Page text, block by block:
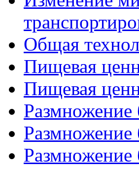
Общая
Пищевая
Пищевая
Размножение
Размножение
Размножение